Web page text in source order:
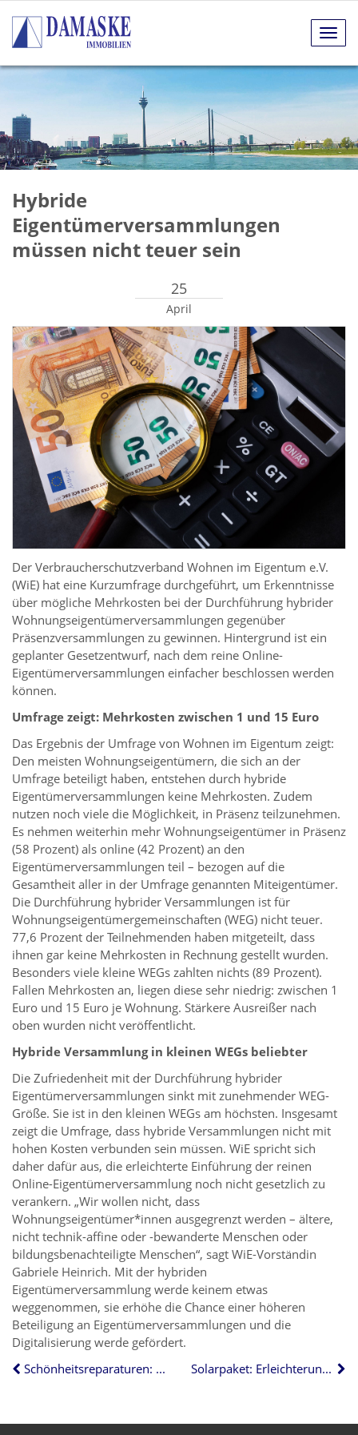
Hybride
Eigentümerversammlungen
müssen nicht teuer sein
25
April
Der Verbraucherschutzverband Wohnen im Eigentum e.V.
(WiE) hat eine Kurzumfrage durchgeführt, um Erkenntnisse
über mögliche Mehrkosten bei der Durchführung hybrider
Wohnungseigentümerversammlungen gegenüber
Präsenzversammlungen zu gewinnen. Hintergrund ist ein
geplanter Gesetzentwurf, nach dem reine Online-
Eigentümerversammlungen einfacher beschlossen werden
können.
Umfrage zeigt: Mehrkosten zwischen 1 und 15 Euro
Das Ergebnis der Umfrage von Wohnen im Eigentum zeigt:
Den meisten Wohnungseigentümern, die sich an der
Umfrage beteiligt haben, entstehen durch hybride
Eigentümerversammlungen keine Mehrkosten. Zudem
nutzen noch viele die Möglichkeit, in Präsenz teilzunehmen.
Es nehmen weiterhin mehr Wohnungseigentümer in Präsenz
(58 Prozent) als online (42 Prozent) an den
Eigentümerversammlungen teil – bezogen auf die
Gesamtheit aller in der Umfrage genannten Miteigentümer.
Die Durchführung hybrider Versammlungen ist für
Wohnungseigentümergemeinschaften (WEG) nicht teuer.
77,6 Prozent der Teilnehmenden haben mitgeteilt, dass
ihnen gar keine Mehrkosten in Rechnung gestellt wurden.
Besonders viele kleine WEGs zahlten nichts (89 Prozent).
Fallen Mehrkosten an, liegen diese sehr niedrig: zwischen 1
Euro und 15 Euro je Wohnung. Stärkere Ausreißer nach
oben wurden nicht veröffentlicht.
Hybride Versammlung in kleinen WEGs beliebter
Die Zufriedenheit mit der Durchführung hybrider
Eigentümerversammlungen sinkt mit zunehmender WEG-
Größe. Sie ist in den kleinen WEGs am höchsten. Insgesamt
zeigt die Umfrage, dass hybride Versammlungen nicht mit
hohen Kosten verbunden sein müssen. WiE spricht sich
daher dafür aus, die erleichterte Einführung der reinen
Online-Eigentümerversammlung noch nicht gesetzlich zu
verankern. „Wir wollen nicht, dass
Wohnungseigentümer*innen ausgegrenzt werden – ältere,
nicht technik-affine oder -bewanderte Menschen oder
bildungsbenachteiligte Menschen“, sagt WiE-Vorständin
Gabriele Heinrich. Mit der hybriden
Eigentümerversammlung werde keinem etwas
weggenommen, sie erhöhe die Chance einer höheren
Beteiligung an Eigentümerversammlungen und die
Digitalisierung werde gefördert.
Schönheitsreparaturen: Beweislast liegt beim Mieter
Solarpaket: Erleichterungen bei Balkonkraftwerke und Mieterstrom